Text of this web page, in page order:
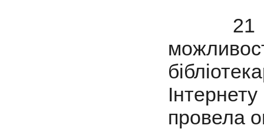
21
провела